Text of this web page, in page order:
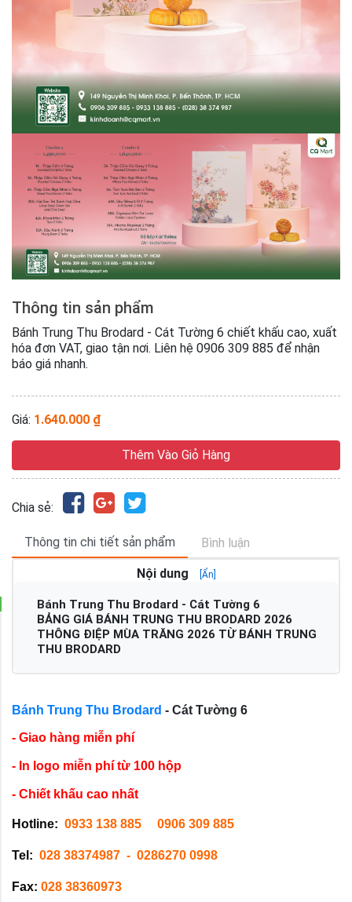
Thông tin sản phẩm
Bánh Trung Thu Brodard - Cát Tường 6 chiết khấu cao, xuất
hóa đơn VAT, giao tận nơi. Liên hệ 0906 309 885 để nhận
báo giá nhanh.
Giá: 1.640.000 ₫
Thêm Vào Giỏ Hàng
Chia sẻ:
Thông tin chi tiết sản phẩm Bình luận
Nội dung [Ẩn]
Bánh Trung Thu Brodard - Cát Tường 6
BẢNG GIÁ BÁNH TRUNG THU BRODARD 2026
THÔNG ĐIỆP MÙA TRĂNG 2026 TỪ BÁNH TRUNG
THU BRODARD
Bánh Trung Thu Brodard - Cát Tường 6
- Giao hàng miễn phí
- In logo miễn phí từ 100 hộp
- Chiết khấu cao nhất
Hotline: 0933 138 885 0906 309 885
Tel: 028 38374987 -  0286270 0998
Fax: 028 38360973